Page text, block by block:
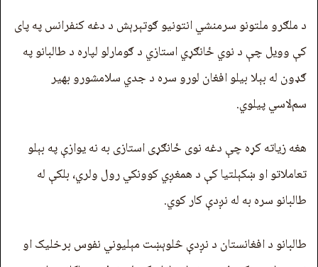
د ملګرو ملتونو سرمنشي انتونیو ګوتېرېش د دغه کنفرانس په پای
کې وویل چې د نوي ځانګړي استازي د ګومارلو لپاره د طالبانو په
ګډون له بېلا بیلو افغان لورو سره د جدي سلامشورو بهیر
سم‌لاسي پیلوي.
هغه زیاته کړه چې دغه نوی ځانګړی استازی به نه یوازې په بېلو
تعاملاتو او ښکېلتیا کې د همغږي کوونکي رول ولري، بلکې له
طالبانو سره به له نږدې کار کوي.
طالبانو د افغانستان د نږدې څلوېښت مېلیوني نفوس برخلیک او